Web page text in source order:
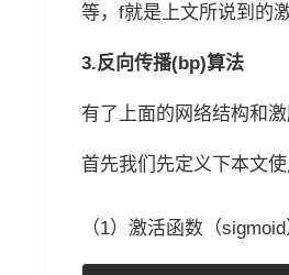
等，f就是上文所说到的
3.反向传播(bp)算法
有了上面的网络结构和
首先我们先定义下本文
（1）激活函数（sigmoid